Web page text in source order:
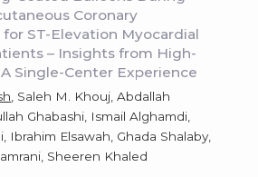
Coronary
ST-Elevation Myocardial
– Insights from High-
A Single-Center Experience
, Saleh M. Khouj, Abdallah
Ghabashi, Ismail Alghamdi,
Ibrahim Elsawah, Ghada Shalaby,
Sheeren Khaled